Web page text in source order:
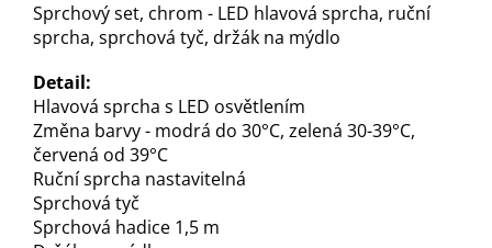
Sprchový set, chrom - LED hlavová sprcha, ruční
sprcha, sprchová tyč, držák na mýdlo
Detail:
Hlavová sprcha s LED osvětlením
Změna barvy - modrá do 30°C, zelená 30-39°C,
červená od 39°C
Ruční sprcha nastavitelná
Sprchová tyč
Sprchová hadice 1,5 m